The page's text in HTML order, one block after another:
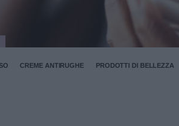
CREME ANTIRUGHE PRODOTTI DI BELLEZZA